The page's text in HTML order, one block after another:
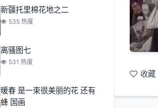
新疆托里棉花地之二
535 热度
离骚图七
531 热度
暖春 是一束很美丽的花 还有
蜂 国画
收藏